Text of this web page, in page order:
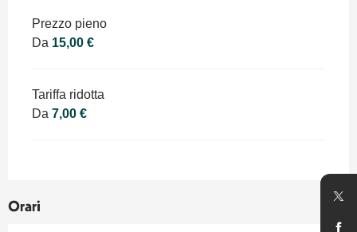
Tariffe 2026
Prezzo pieno
Da 15,00 €
Tariffa ridotta
Da 7,00 €
Orari